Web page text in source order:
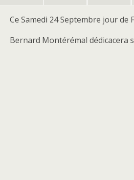
Ce Samedi 24 Septembre jour de
Bernard Montérémal dédicacera